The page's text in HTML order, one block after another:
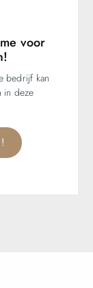
voor
bedrijf kan
in deze